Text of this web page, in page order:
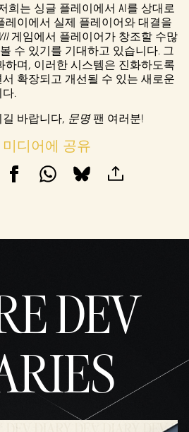
희는 싱글 플레이에서 AI를 상대로
레이에서 실제 플레이어와 대결을
게임에서 플레이어가 창조할 수많
수 있기를 기대하고 있습니다. 그
하며, 이러한 시스템은 진화하도록
확장되고 개선될 수 있는 새로운
.
바랍니다, 문명팬 여러분!
디어에 공유
DEV